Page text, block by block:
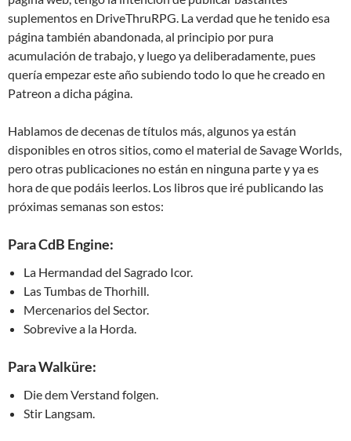
suplementos en DriveThruRPG. La verdad que he tenido esa
página también abandonada, al principio por pura
acumulación de trabajo, y luego ya deliberadamente, pues
quería empezar este año subiendo todo lo que he creado en
Patreon a dicha página.
Hablamos de decenas de títulos más, algunos ya están
disponibles en otros sitios, como el material de Savage Worlds,
pero otras publicaciones no están en ninguna parte y ya es
hora de que podáis leerlos. Los libros que iré publicando las
próximas semanas son estos:
Para CdB Engine:
La Hermandad del Sagrado Icor.
Las Tumbas de Thorhill.
Mercenarios del Sector.
Sobrevive a la Horda.
Para Walküre:
Die dem Verstand folgen.
Stir Langsam.